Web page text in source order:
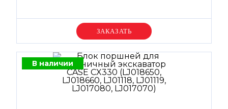
Уточняйте цену
В наличии